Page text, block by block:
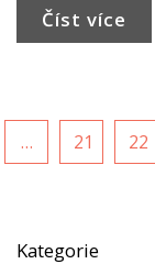
Číst více
… 21 22
Kategorie